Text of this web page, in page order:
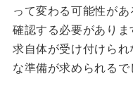
って変わる可能性が
確認する必要があり
求自体が受け付けら
な準備が求められるで